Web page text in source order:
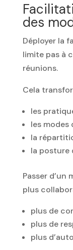
des
Déployer la
limite pas à
réunions.
Cela
les
les modes
la
la posture
Passer d’un
plus
plus de
plus de
plus